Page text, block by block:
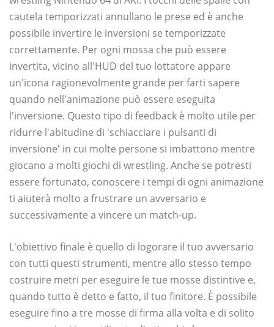
cautela temporizzati annullano le prese ed è anche
possibile invertire le inversioni se temporizzate
correttamente. Per ogni mossa che può essere
invertita, vicino all'HUD del tuo lottatore appare
un'icona ragionevolmente grande per farti sapere
quando nell'animazione può essere eseguita
l'inversione. Questo tipo di feedback è molto utile per
ridurre l'abitudine di 'schiacciare i pulsanti di
inversione' in cui molte persone si imbattono mentre
giocano a molti giochi di wrestling. Anche se potresti
essere fortunato, conoscere i tempi di ogni animazione
ti aiuterà molto a frustrare un avversario e
successivamente a vincere un match-up.
L'obiettivo finale è quello di logorare il tuo avversario
con tutti questi strumenti, mentre allo stesso tempo
costruire metri per eseguire le tue mosse distintive e,
quando tutto è detto e fatto, il tuo finitore. È possibile
eseguire fino a tre mosse di firma alla volta e di solito